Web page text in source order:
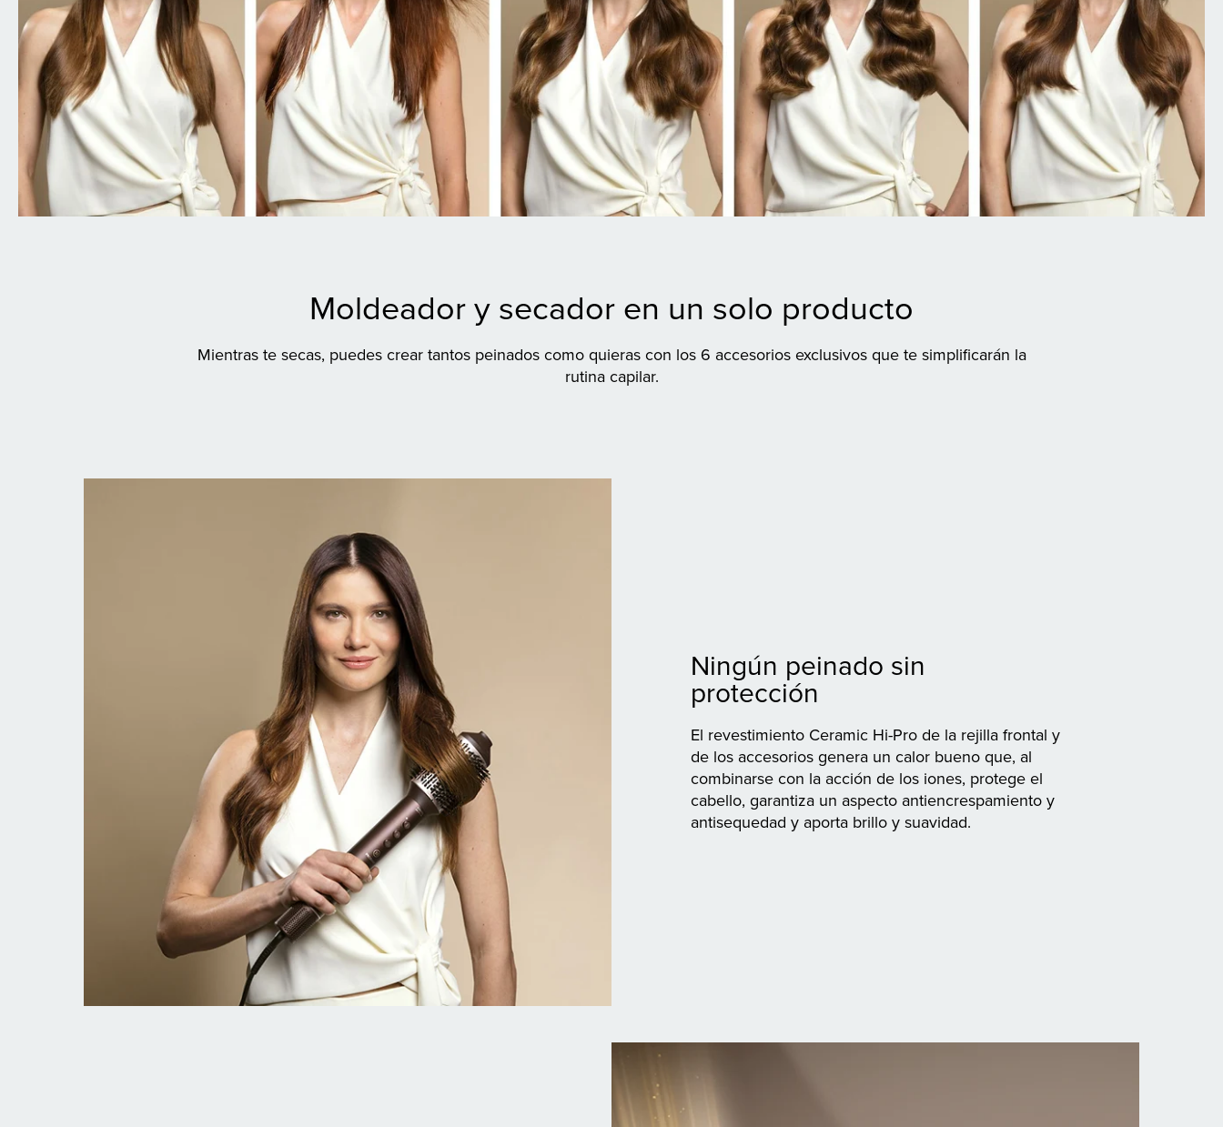
Moldeador y secador en un solo producto
Mientras te secas, puedes crear tantos peinados como quieras con los 6 accesorios exclusivos que te simplificarán la
rutina capilar.
Ningún peinado sin
protección
El revestimiento Ceramic Hi-Pro de la rejilla frontal y
de los accesorios genera un calor bueno que, al
combinarse con la acción de los iones, protege el
cabello, garantiza un aspecto antiencrespamiento y
antisequedad y aporta brillo y suavidad.